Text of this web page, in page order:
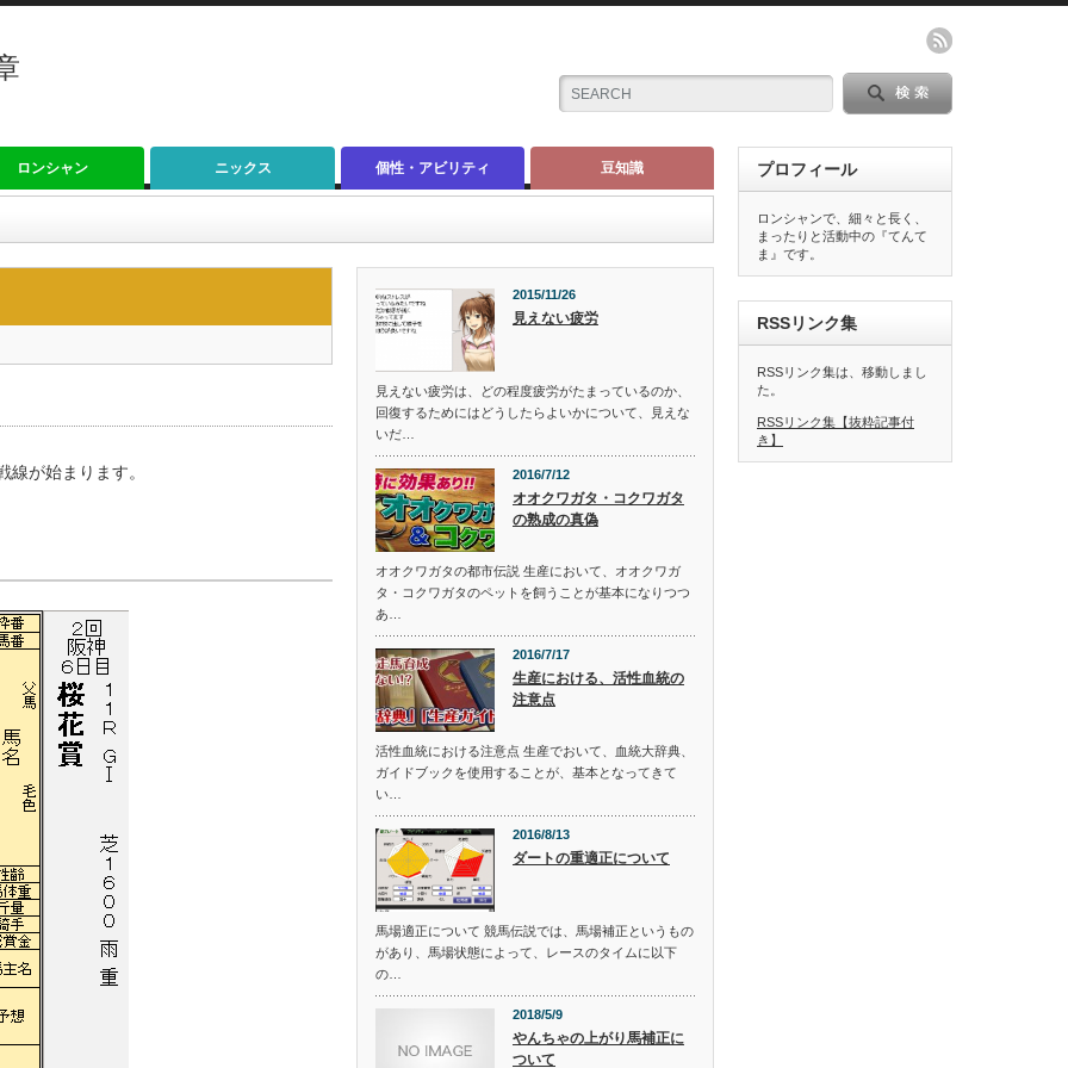
ロンシャン ニックス 個性・アビリティ 豆知識
が始まります。
2015/11/26
見えない疲労
見えない疲労は、どの程度疲労がたまっているのか、
回復するためにはどうしたらよいかについて、見えな
いだ…
2016/7/12
オオクワガタ・コクワガタ
の熟成の真偽
オオクワガタの都市伝説 生産において、オオクワガ
タ・コクワガタのペットを飼うことが基本になりつつ
あ…
2016/7/17
生産における、活性血統の
注意点
活性血統における注意点 生産でおいて、血統大辞典、
ガイドブックを使用することが、基本となってきて
い…
2016/8/13
ダートの重適正について
馬場適正について 競馬伝説では、馬場補正というもの
があり、馬場状態によって、レースのタイムに以下
の…
2018/5/9
やんちゃの上がり馬補正に
ついて
プロフィール
ロンシャンで、細々と長く、
まったりと活動中の『てんて
ま』です。
RSSリンク集
RSSリンク集は、移動しまし
た。
RSSリンク集【抜粋記事付
き】